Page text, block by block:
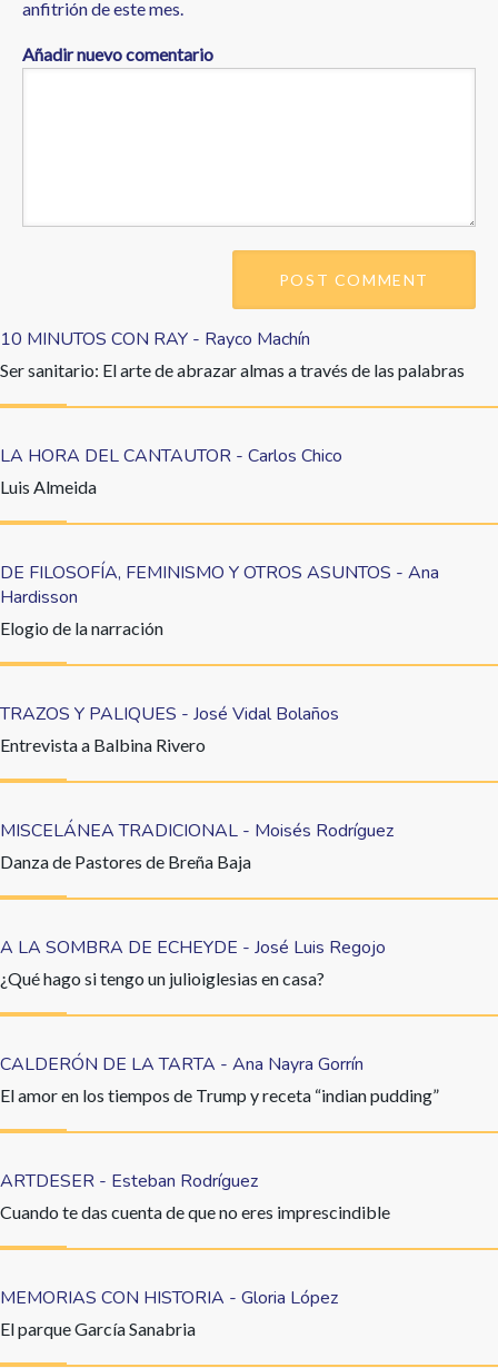
anfitrión de este mes.
Añadir nuevo comentario
10 MINUTOS CON RAY - Rayco Machín
Ser sanitario: El arte de abrazar almas a través de las palabras
LA HORA DEL CANTAUTOR - Carlos Chico
Luis Almeida
DE FILOSOFÍA, FEMINISMO Y OTROS ASUNTOS - Ana
Hardisson
Elogio de la narración
TRAZOS Y PALIQUES - José Vidal Bolaños
Entrevista a Balbina Rivero
MISCELÁNEA TRADICIONAL - Moisés Rodríguez
Danza de Pastores de Breña Baja
A LA SOMBRA DE ECHEYDE - José Luis Regojo
¿Qué hago si tengo un julioiglesias en casa?
CALDERÓN DE LA TARTA - Ana Nayra Gorrín
El amor en los tiempos de Trump y receta “indian pudding”
ARTDESER - Esteban Rodríguez
Cuando te das cuenta de que no eres imprescindible
MEMORIAS CON HISTORIA - Gloria López
El parque García Sanabria